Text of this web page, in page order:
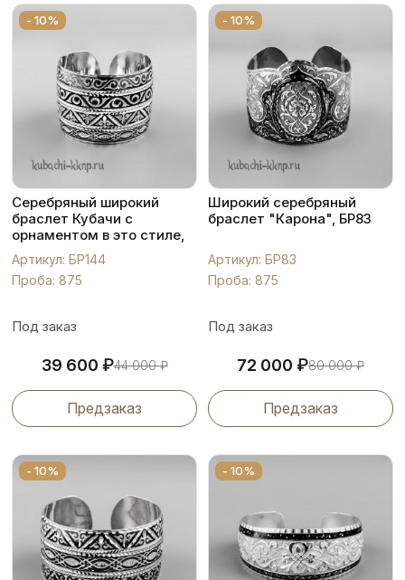
- 10%
Серебряный широкий
браслет Кубачи с
орнаментом в это стиле,
БР144
Артикул: БР144
Проба: 875
Под заказ
39 600 ₽44 000₽
Предзаказ
- 10%
Широкий серебряный
браслет "Карона", БР83
Артикул: БР83
Проба: 875
Под заказ
72 000 ₽80 000₽
Предзаказ
- 10% - 10%